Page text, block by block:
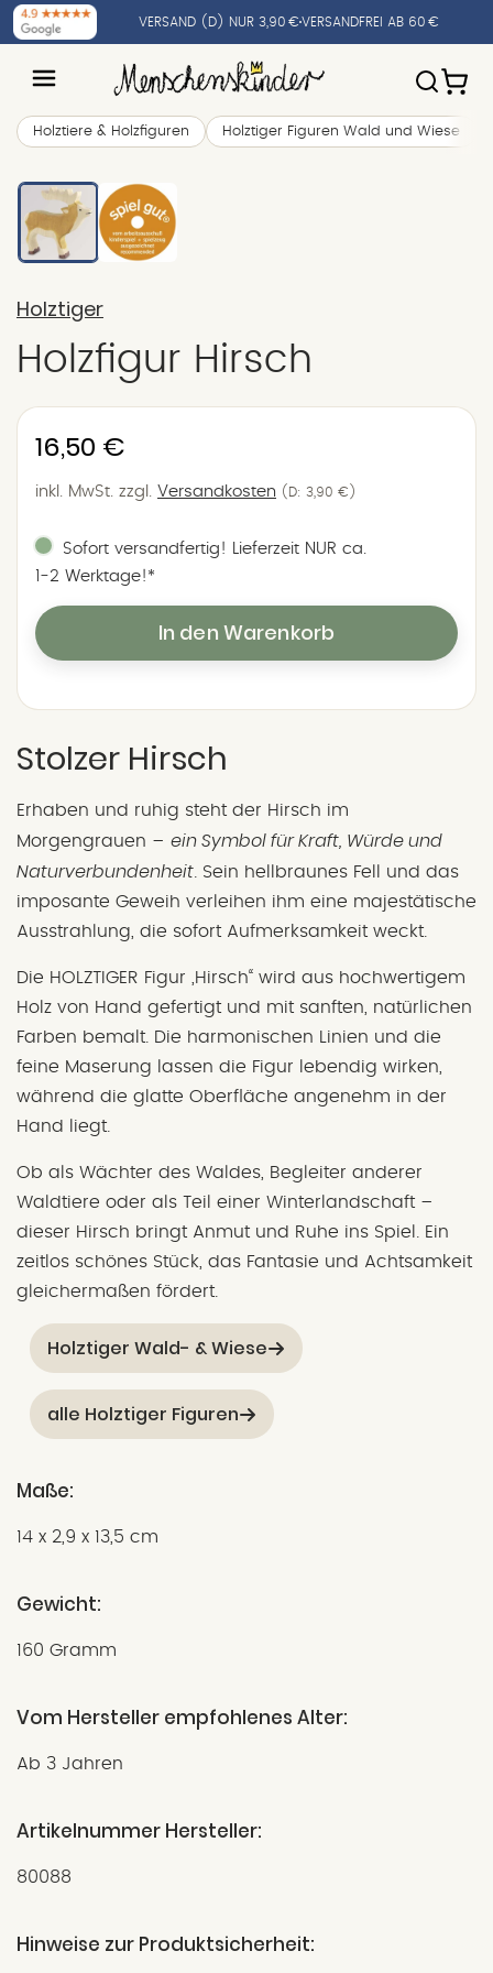
VERSAND (D) NUR 3,90 € VERSANDFREI AB 60 €
Holztiere & Holzfiguren Holztiger Figuren Wald und Wiese
Holztiger
Holzfigur Hirsch
Normaler
16,50 €
inkl. MwSt. zzgl. Versandkosten (D: 3,90 €)
Sofort versandfertig! Lieferzeit NUR ca.
1‑2 Werktage!*
In den Warenkorb
Stolzer Hirsch
Erhaben und ruhig steht der Hirsch im
Morgengrauen – ein Symbol für Kraft, Würde und
Naturverbundenheit . Sein hellbraunes Fell und das
imposante Geweih verleihen ihm eine majestätische
Ausstrahlung, die sofort Aufmerksamkeit weckt.
Die HOLZTIGER Figur „Hirsch“ wird aus hochwertigem
Holz von Hand gefertigt und mit sanften, natürlichen
Farben bemalt. Die harmonischen Linien und die
feine Maserung lassen die Figur lebendig wirken,
während die glatte Oberfläche angenehm in der
Hand liegt.
Ob als Wächter des Waldes, Begleiter anderer
Waldtiere oder als Teil einer Winterlandschaft –
dieser Hirsch bringt Anmut und Ruhe ins Spiel. Ein
zeitlos schönes Stück, das Fantasie und Achtsamkeit
gleichermaßen fördert.
Holztiger Wald- & Wiese
alle Holztiger Figuren
Maße:
14 x 2,9 x 13,5 cm
Gewicht:
160 Gramm
Vom Hersteller empfohlenes Alter:
Ab 3 Jahren
Artikelnummer Hersteller:
80088
Hinweise zur Produktsicherheit: